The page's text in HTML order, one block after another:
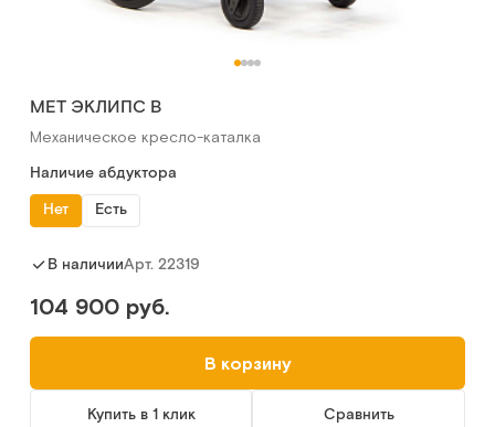
МЕТ ЭКЛИПС В
Механическое кресло-каталка
Наличие абдуктора
Нет
Есть
В наличииАрт. 22319
104 900 руб.
В корзину
Купить в 1 клик Сравнить